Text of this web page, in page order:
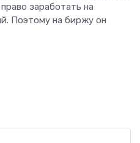
заработать на
Поэтому на биржу он